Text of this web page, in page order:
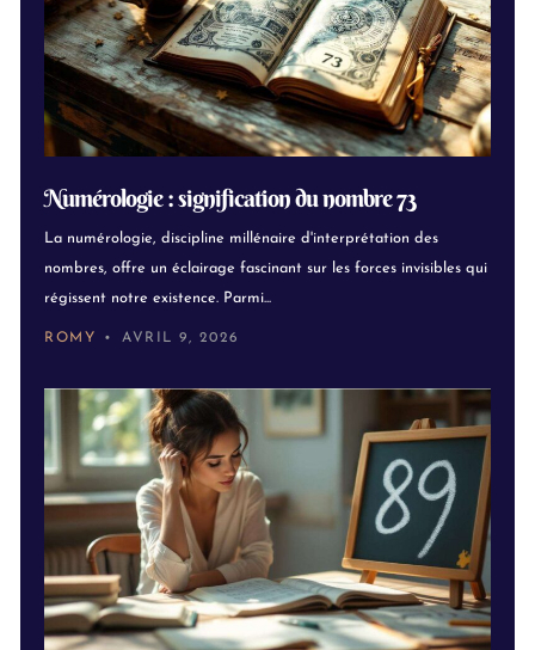
Numérologie : signification du nombre 73
La numérologie, discipline millénaire d'interprétation des
nombres, offre un éclairage fascinant sur les forces invisibles qui
régissent notre existence. Parmi...
ROMY AVRIL 9, 2026